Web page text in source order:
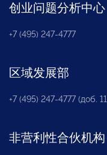
创业问题分析中心
+7 (495) 247-4777
区域发展部
+7 (495) 247-4777 (доб.
非营利性合伙机构